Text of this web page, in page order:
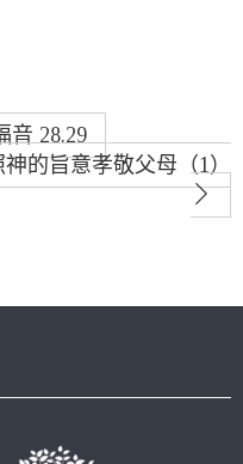
音 28.29
的旨意孝敬父母（1）